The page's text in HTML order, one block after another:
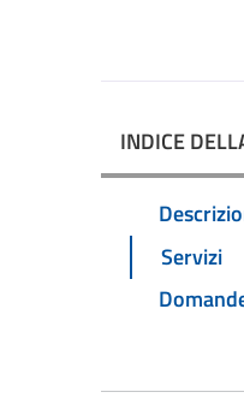
INDICE
Servizi